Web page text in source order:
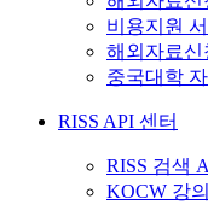
비용지원
해외자료신
중국대학
RISS API 센터
RISS 검색
KOCW 강